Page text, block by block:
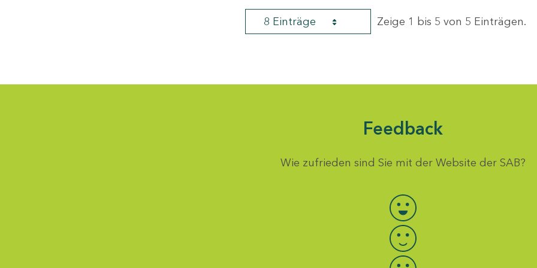
8 Einträge Zeige 1 bis 5 von 5 Einträgen.
Feedback
Wie zufrieden sind Sie mit der Website der SAB?
Bewertung auswählen